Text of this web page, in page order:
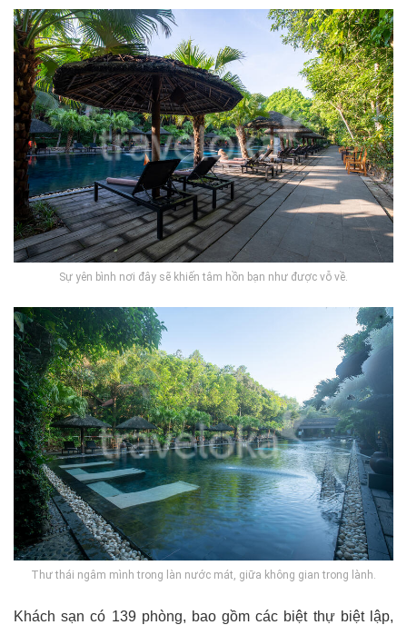
Sự yên bình nơi đây sẽ khiến tâm hồn bạn như được vỗ về.
Thư thái ngâm mình trong làn nước mát, giữa không gian trong lành.
Khách sạn có 139 phòng, bao gồm các biệt thự biệt lập,